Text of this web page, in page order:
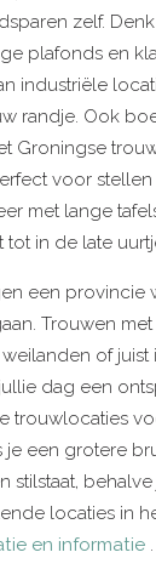
zelf.
plafonds en
industriële
randje. Ook
Groningse
voor
met lange
tot in de late
een provincie
Trouwen
of juist
dag een
trouwlocaties
je een grotere
stilstaat,
locaties in
en informatie.